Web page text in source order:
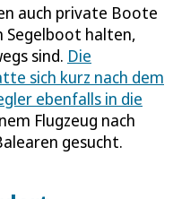
auch private Boote
Segelboot halten,
sind. Die
sich kurz nach dem
ebenfalls in die
Flugzeug nach
gesucht.